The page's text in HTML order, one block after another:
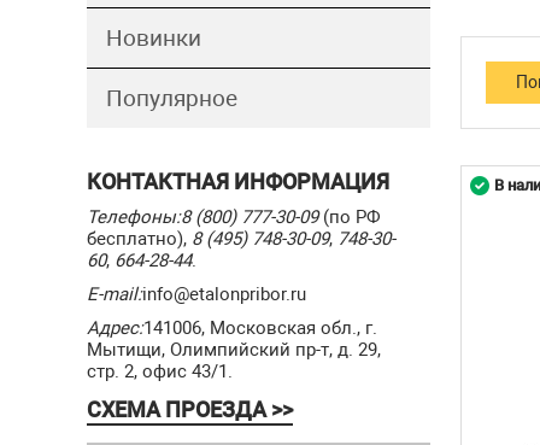
Новинки
Популярное
КОНТАКТНАЯ ИНФОРМАЦИЯ
Телефоны:8 (800) 777-30-09(по РФ
бесплатно), 8 (495) 748-30-09, 748-30-
60, 664-28-44.
E-mail:info@etalonpribor.ru
Адрес:141006, Московская обл., г.
Мытищи, Олимпийский пр-т, д. 29,
стр. 2, офис 43/1.
СХЕМА ПРОЕЗДА >>
В